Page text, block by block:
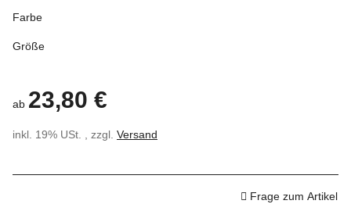
Farbe
Größe
ab 23,80 €
inkl. 19% USt. , zzgl. Versand
Frage zum Artikel